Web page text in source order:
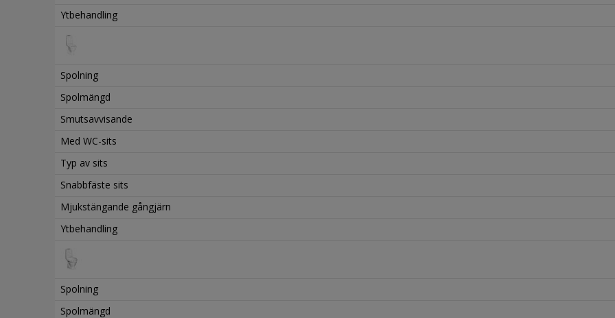
Ytbehandling
Spolning
Spolmängd
Smutsavvisande
Med WC-sits
Typ av sits
Snabbfäste sits
Mjukstängande gångjärn
Ytbehandling
Spolning
Spolmängd